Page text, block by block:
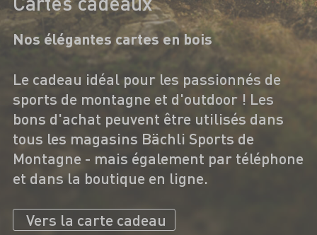
Nos élégantes cartes en bois
Le cadeau idéal pour les passionnés de
sports de montagne et d'outdoor ! Les
bons d'achat peuvent être utilisés dans
tous les magasins Bächli Sports de
Montagne - mais également par téléphone
et dans la boutique en ligne.
Vers la carte cadeau